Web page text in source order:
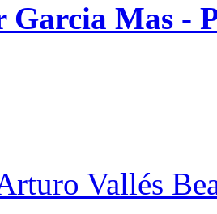
Garcia Mas -
Vallés